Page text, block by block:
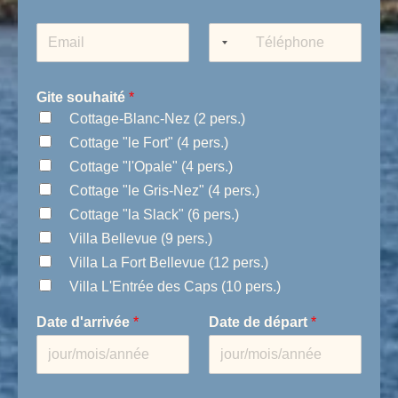
m
i
*
l
h
o
e
Gite souhaité *
Cottage-Blanc-Nez (2 pers.)
Cottage "le Fort" (4 pers.)
Cottage "l'Opale" (4 pers.)
Cottage "le Gris-Nez" (4 pers.)
Cottage "la Slack" (6 pers.)
Villa Bellevue (9 pers.)
Villa La Fort Bellevue (12 pers.)
Villa L'Entrée des Caps (10 pers.)
Date d'arrivée * Date de départ *